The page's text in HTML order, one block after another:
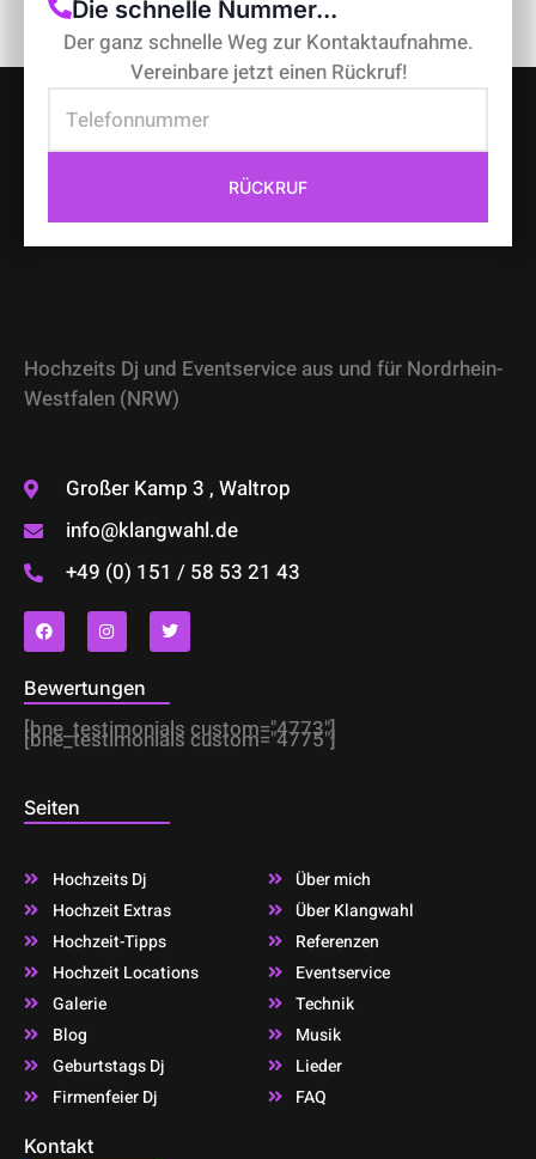
Die schnelle Nummer...
Der ganz schnelle Weg zur Kontaktaufnahme.
Vereinbare jetzt einen Rückruf!
RÜCKRUF
Hochzeits Dj und Eventservice aus und für Nordrhein-
Westfalen (NRW)
Großer Kamp 3 , Waltrop
info@klangwahl.de
+49 (0) 151 / 58 53 21 43
F
a
c
b
o
k
I
n
s
a
g
r
a
m
T
w
i
e
r
Bewertungen
[bne_testimonials custom="4773"]
[bne_testimonials custom="4775"]
Seiten
Hochzeits Dj
Hochzeit Extras
Hochzeit-Tipps
Hochzeit Locations
Galerie
Blog
Geburtstags Dj
Firmenfeier Dj
Über mich
Über Klangwahl
Referenzen
Eventservice
Technik
Musik
Lieder
FAQ
Kontakt